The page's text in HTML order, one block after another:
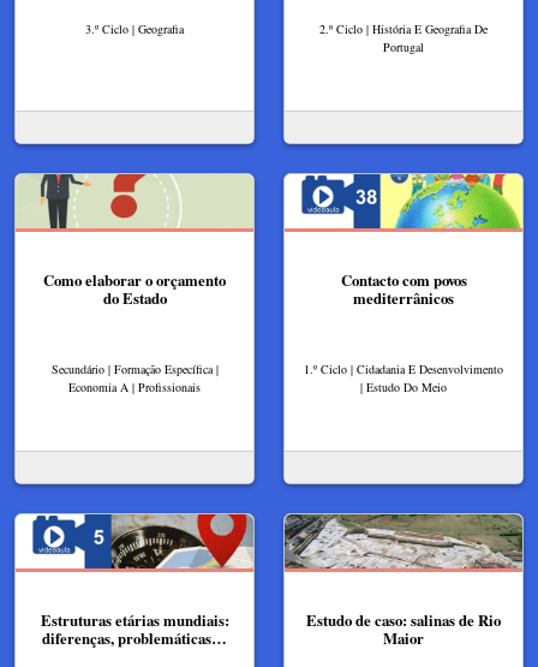
3.º Ciclo | Geografia
2.º Ciclo | História E Geografia De
Portugal
Como elaborar o orçamento
do Estado
Secundário | Formação Específica |
Economia A | Profissionais
Contacto com povos
mediterrânicos
1.º Ciclo | Cidadania E Desenvolvimento
| Estudo Do Meio
Estruturas etárias mundiais:
diferenças, problemáticas…
Estudo de caso: salinas de Rio
Maior